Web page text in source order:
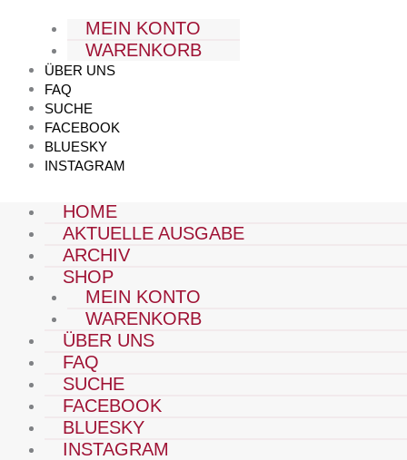
MEIN KONTO
WARENKORB
ÜBER UNS
FAQ
SUCHE
FACEBOOK
BLUESKY
INSTAGRAM
HOME
AKTUELLE AUSGABE
ARCHIV
SHOP
MEIN KONTO
WARENKORB
ÜBER UNS
FAQ
SUCHE
FACEBOOK
BLUESKY
INSTAGRAM